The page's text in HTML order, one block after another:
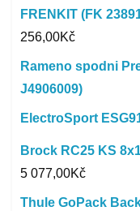
FRENKIT (FK
256,00Kč
Rameno spodni
J4906009)
ElectroSport
Brock RC25 KS
5 077,00Kč
Thule GoPack